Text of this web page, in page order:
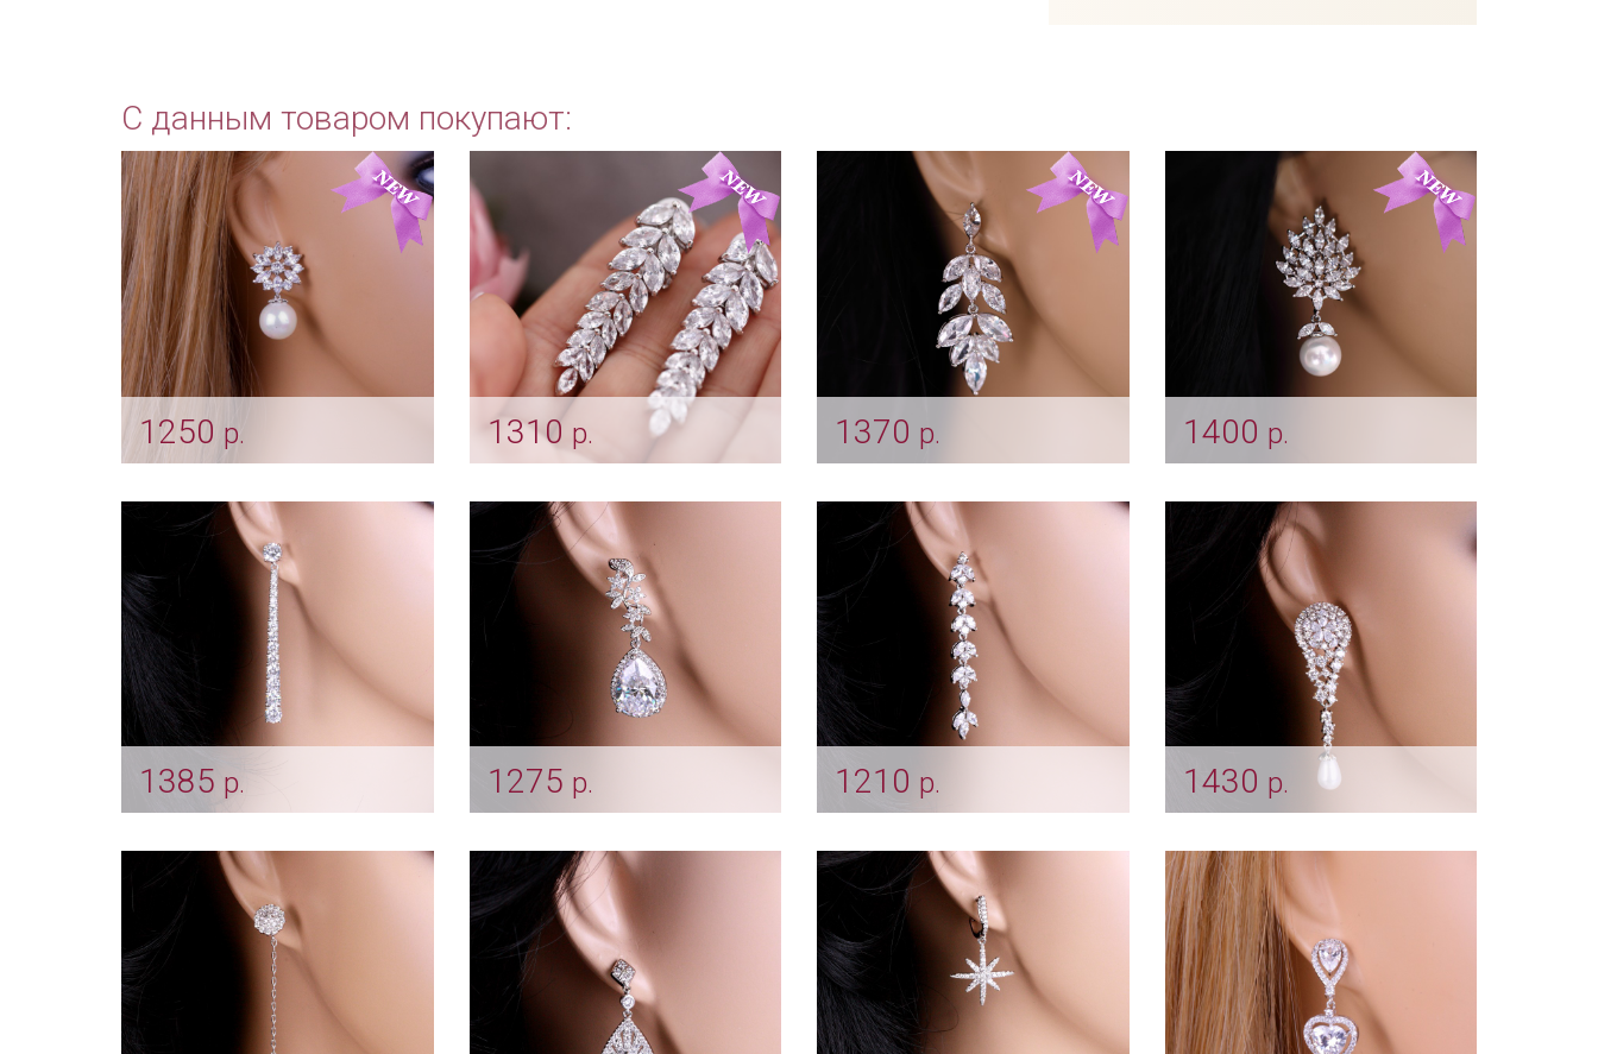
С данным товаром покупают:
1250 р.
Арт: ser_0045
1310 р.
"Веточка"
Арт: ser_0090
1370 р.
Арт: ser_0098
1400 р.
Арт: ser_0145
1385 р.
Арт: ser_0005
1275 р.
Арт: ser_0016
1210 р.
"Zara"
Арт: ser_0017
1430 р.
Арт: ser_0022